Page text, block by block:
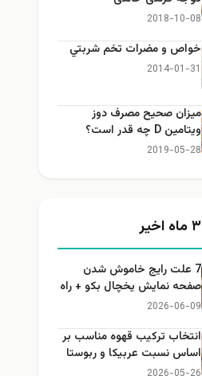
2018-10-08
خواص و مضرات تخم شربتي
2014-01-31
میزان صحیح مصرف دوز
ویتامین D چه قدر است؟
2019-05-28
7 علت رایج خاموش شدن
صفحه نمایش یخچال بکو + راه
حل
2026-06-09
انتخاب ترکیب قهوه مناسب بر
اساس نسبت عربیکا و ربوستا